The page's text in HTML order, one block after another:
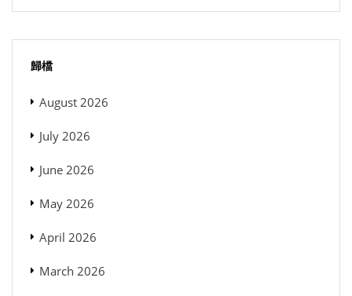
歸檔
August 2026
July 2026
June 2026
May 2026
April 2026
March 2026